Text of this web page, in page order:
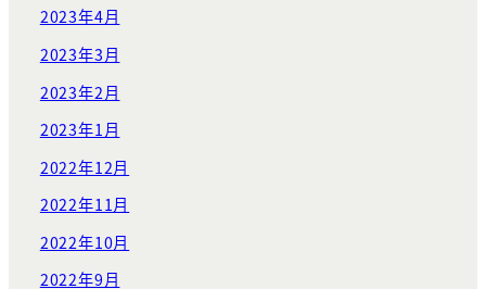
2023年4月
2023年3月
2023年2月
2023年1月
2022年12月
2022年11月
2022年10月
2022年9月